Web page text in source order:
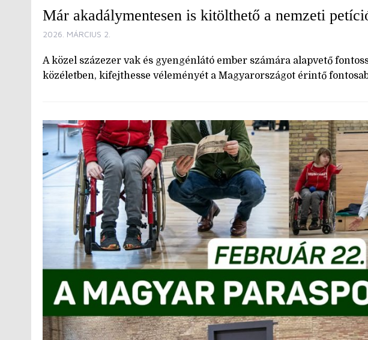
Már akadálymentesen is kitölthető a nemzeti
2026. MÁRCIUS 2.
A közel százezer vak és gyengénlátó ember számára alapvető
közéletben, kifejthesse véleményét a Magyarországot érintő